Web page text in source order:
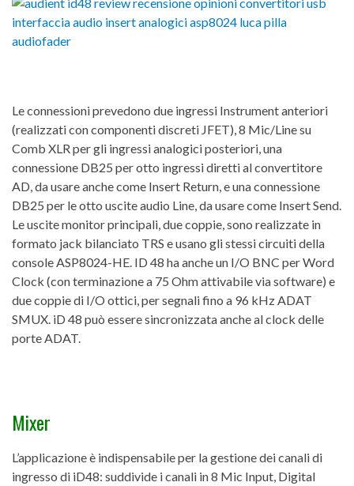
Le connessioni prevedono due ingressi Instrument anteriori
(realizzati con componenti discreti JFET), 8 Mic/Line su
Comb XLR per gli ingressi analogici posteriori, una
connessione DB25 per otto ingressi diretti al convertitore
AD, da usare anche come Insert Return, e una connessione
DB25 per le otto uscite audio Line, da usare come Insert Send.
Le uscite monitor principali, due coppie, sono realizzate in
formato jack bilanciato TRS e usano gli stessi circuiti della
console ASP8024-HE. ID 48 ha anche un I/O BNC per Word
Clock (con terminazione a 75 Ohm attivabile via software) e
due coppie di I/O ottici, per segnali fino a 96 kHz ADAT
SMUX. iD 48 può essere sincronizzata anche al clock delle
porte ADAT.
Mixer
L’applicazione è indispensabile per la gestione dei canali di
ingresso di iD48: suddivide i canali in 8 Mic Input, Digital